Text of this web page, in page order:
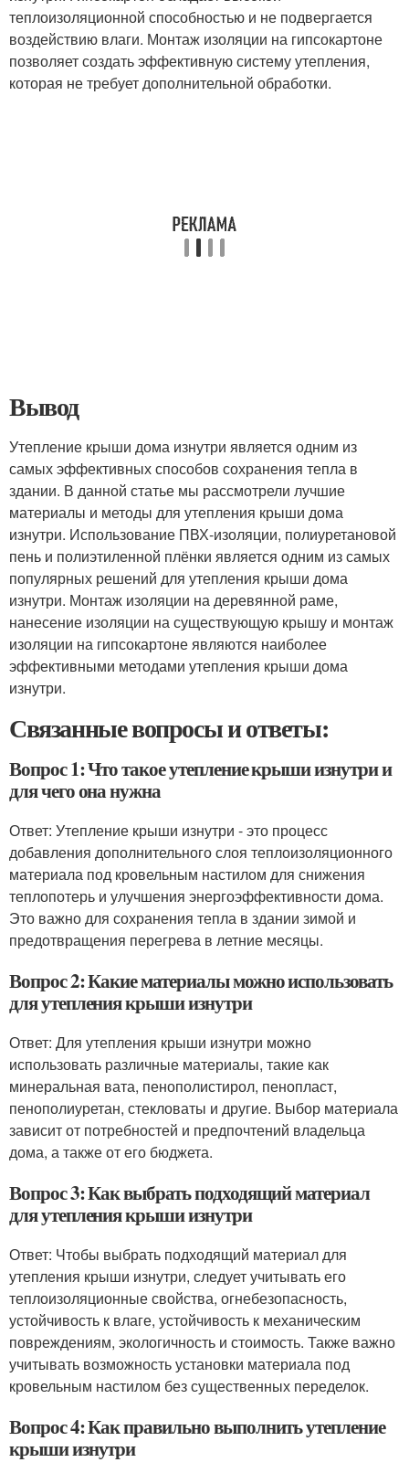
теплоизоляционной способностью и не подвергается
воздействию влаги. Монтаж изоляции на гипсокартоне
позволяет создать эффективную систему утепления,
которая не требует дополнительной обработки.
Вывод
Утепление крыши дома изнутри является одним из
самых эффективных способов сохранения тепла в
здании. В данной статье мы рассмотрели лучшие
материалы и методы для утепления крыши дома
изнутри. Использование ПВХ-изоляции, полиуретановой
пень и полиэтиленной плёнки является одним из самых
популярных решений для утепления крыши дома
изнутри. Монтаж изоляции на деревянной раме,
нанесение изоляции на существующую крышу и монтаж
изоляции на гипсокартоне являются наиболее
эффективными методами утепления крыши дома
изнутри.
Связанные вопросы и ответы:
Вопрос 1: Что такое утепление крыши изнутри и
для чего она нужна
Ответ: Утепление крыши изнутри - это процесс
добавления дополнительного слоя теплоизоляционного
материала под кровельным настилом для снижения
теплопотерь и улучшения энергоэффективности дома.
Это важно для сохранения тепла в здании зимой и
предотвращения перегрева в летние месяцы.
Вопрос 2: Какие материалы можно использовать
для утепления крыши изнутри
Ответ: Для утепления крыши изнутри можно
использовать различные материалы, такие как
минеральная вата, пенополистирол, пенопласт,
пенополиуретан, стекловаты и другие. Выбор материала
зависит от потребностей и предпочтений владельца
дома, а также от его бюджета.
Вопрос 3: Как выбрать подходящий материал
для утепления крыши изнутри
Ответ: Чтобы выбрать подходящий материал для
утепления крыши изнутри, следует учитывать его
теплоизоляционные свойства, огнебезопасность,
устойчивость к влаге, устойчивость к механическим
повреждениям, экологичность и стоимость. Также важно
учитывать возможность установки материала под
кровельным настилом без существенных переделок.
Вопрос 4: Как правильно выполнить утепление
крыши изнутри